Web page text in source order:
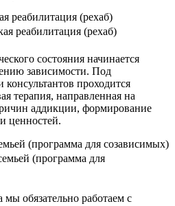
реабилитация (рехаб)
состояния начинается
зависимости. Под
проходится
терапия, направленная на
аддикции, формирование
ценностей.
(программа для
мы обязательно работаем с